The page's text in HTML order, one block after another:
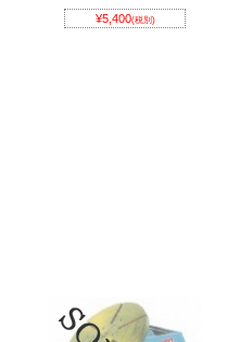
¥5,400(税別)